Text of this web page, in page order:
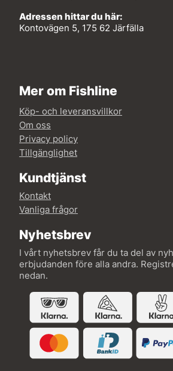
Adressen hittar du här:
Kontovägen 5, 175 62 Järfälla
Mer om Fishline
Köp- och leveransvillkor
Om oss
Privacy policy
Tillgänglighet
Kundtjänst
Kontakt
Vanliga frågor
Nyhetsbrev
I vårt nyhetsbrev får du ta del av
erbjudanden före alla andra.
nedan.